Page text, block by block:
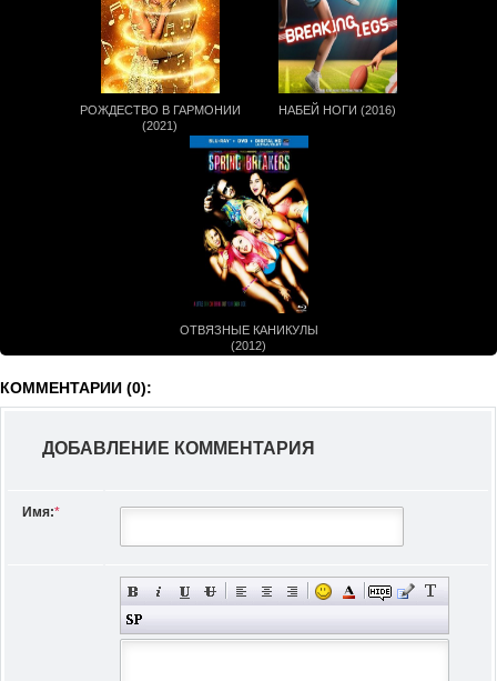
РОЖДЕСТВО В ГАРМОНИИ
(2021)
НАБЕЙ НОГИ (2016)
ОТВЯЗНЫЕ КАНИКУЛЫ
(2012)
КОММЕНТАРИИ (0):
ДОБАВЛЕНИЕ КОММЕНТАРИЯ
Имя:*